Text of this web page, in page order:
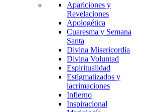
Apariciones y
Revelaciones
Apologética
Cuaresma y Semana
Santa
Divina Misericordia
Divina Voluntad
Espiritualidad
Estigmatizados y
lacrimaciones
Infierno
Inspiracional